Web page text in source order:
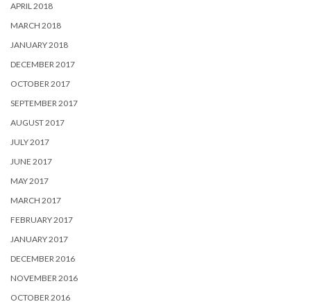
APRIL 2018
MARCH 2018
JANUARY 2018
DECEMBER 2017
OCTOBER 2017
SEPTEMBER 2017
AUGUST 2017
JULY 2017
JUNE 2017
MAY 2017
MARCH 2017
FEBRUARY 2017
JANUARY 2017
DECEMBER 2016
NOVEMBER 2016
OCTOBER 2016